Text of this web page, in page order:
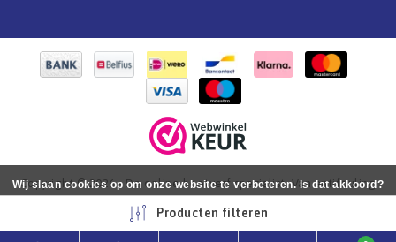
Copyright © 2026 - De online bootverf specialist. Van antifouling
tot aflak. - All rights reserved - RealizationInStijl Media
Producten filteren
Wij slaan cookies op om onze website te verbeteren. Is dat akkoord?
Nee Meer over cookies »